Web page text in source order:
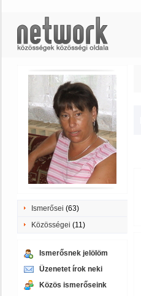
Ismerősei (63)
Közösségei (11)
Ismerősnek jelölöm
Üzenetet írok neki
Közös ismerőseink